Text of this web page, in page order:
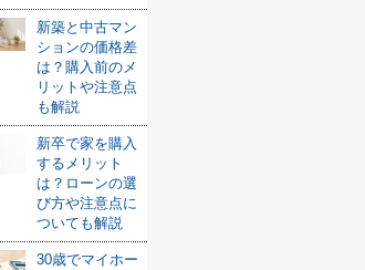
新築と中古マン
ションの価格差
は？購入前のメ
リットや注意点
も解説
新卒で家を購入
するメリット
は？ローンの選
び方や注意点に
ついても解説
30歳でマイホー